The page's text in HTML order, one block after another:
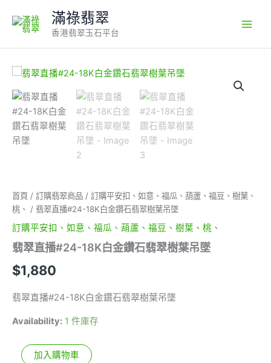
content
滿祿翡翠
香港翡翠玉石平台
首頁 / 訂購翡翠商品 / 訂購平安扣、如意、福瓜、葫蘆、福豆、樹葉、
桃、 / 翡翠直播#24-18K白金鑽石翡翠樹葉吊墜
訂購平安扣、如意、福瓜、葫蘆、福豆、樹葉、桃、
翡翠直播#24-18K白金鑽石翡翠樹葉吊墜
$1,880
翡翠直播#24-18K白金鑽石翡翠樹葉吊墜
Availability: 1 件庫存
直
播
#24-
18K
白
翡
翠
樹
葉
吊
墜
數
量
加入購物車